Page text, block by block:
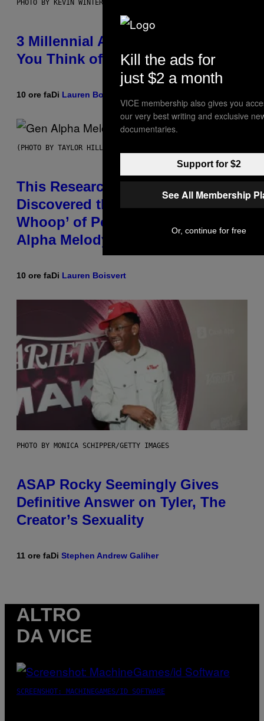
PHOTO BY KEVIN WINTER/GETTY IMAGES FOR RADIO DISNEY
3 Millennial Anthems That Make
You Think of Your Best Friend
10 ore faDi Lauren Boisvert
(PHOTO BY TAYLOR HILL/GETTY IMAGES)
This Researcher Accidentally
Discovered the New ‘Millennial
Whoop’ of Pop Music: The Gen
Alpha Melody
10 ore faDi Lauren Boisvert
PHOTO BY MONICA SCHIPPER/GETTY IMAGES
ASAP Rocky Seemingly Gives
Definitive Answer on Tyler, The
Creator’s Sexuality
11 ore faDi Stephen Andrew Galiher
ALTRO
DA VICE
SCREENSHOT: MACHINEGAMES/ID SOFTWARE
Kill the ads for
just $2 a month
VICE membership also gives you
our very best writing and exclusive
documentaries.
Support for $2
See All Membership
Or, continue for free